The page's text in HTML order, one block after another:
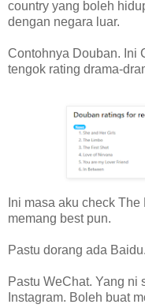
country yang boleh
dengan negara luar.
Contohnya Douban. Ini
tengok rating drama-
Ini masa aku check
memang best pun.
Pastu dorang ada
Pastu WeChat. Yang ni
Instagram. Boleh buat